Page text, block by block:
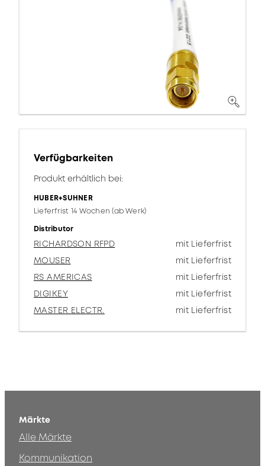
Verfügbarkeiten
Produkt erhältlich bei:
HUBER+SUHNER
Lieferfrist 14 Wochen (ab Werk)
Distributor
RICHARDSON RFPD
mit Lieferfrist
MOUSER
mit Lieferfrist
RS AMERICAS
mit Lieferfrist
DIGIKEY
mit Lieferfrist
MASTER ELECTR.
mit Lieferfrist
Märkte
Alle Märkte
Kommunikation